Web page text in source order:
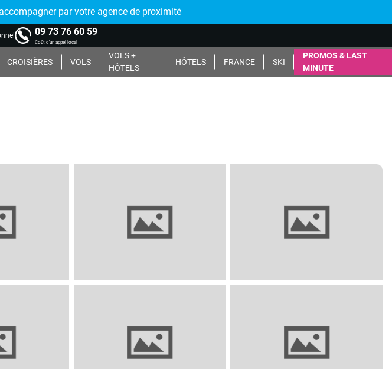
par votre agence de proximité
09 73 76 60 59
Coût d'un appel local
CROISIÈRES VOLS
VOLS +
HÔTELS
HÔTELS FRANCE SKI
PROMOS & LAST
MINUTE